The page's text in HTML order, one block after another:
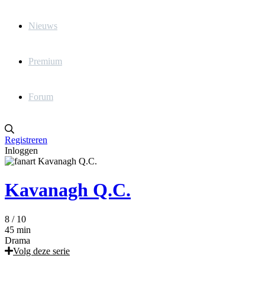
Nieuws
Premium
Forum
Registreren
Inloggen
Kavanagh Q.C.
8 / 10
45 min
Drama
Volg deze serie